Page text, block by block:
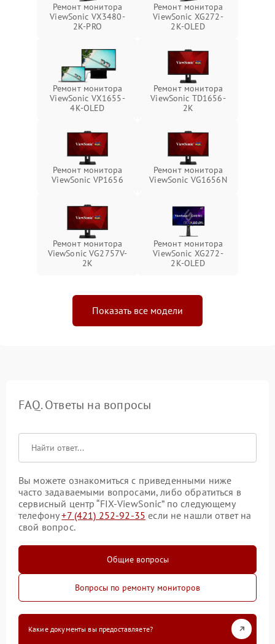
Ремонт монитора
ViewSonic VX3480-
2K-PRO
Ремонт монитора
ViewSonic XG272-
2K-OLED
Ремонт монитора
ViewSonic VX1655-
4K-OLED
Ремонт монитора
ViewSonic TD1656-
2K
Ремонт монитора
ViewSonic VP1656
Ремонт монитора
ViewSonic VG1656N
Ремонт монитора
ViewSonic VG2757V-
2K
Ремонт монитора
ViewSonic XG272-
2K-OLED
Показать все модели
FAQ. Ответы на вопросы
Вы можете ознакомиться с приведенными ниже
часто задаваемыми вопросами, либо обратиться в
сервисный центр “FIX-ViewSonic” по следующему
телефону+7 (421) 252-92-35 если не нашли ответ на
свой вопрос.
Общие вопросы
Вопросы по ремонту мониторов
Какие документы вы предоставляете?